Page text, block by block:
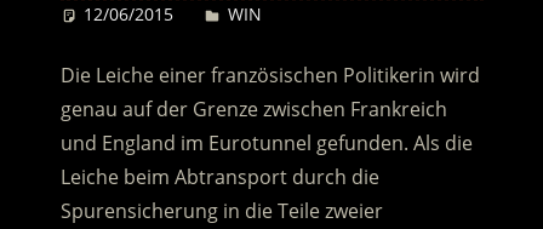
12/06/2015 Desiree
WIN
Die Leiche einer französischen Politikerin wird
genau auf der Grenze zwischen Frankreich
und England im Eurotunnel gefunden. Als die
Leiche beim Abtransport durch die
Spurensicherung in die Teile zweier